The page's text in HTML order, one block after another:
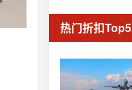
热门折扣Top5